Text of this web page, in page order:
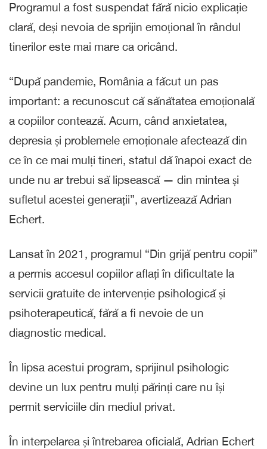
Programul a fost suspendat fără nicio explicație
clară, deși nevoia de sprijin emoțional în rândul
tinerilor este mai mare ca oricând.
“După pandemie, România a făcut un pas
important: a recunoscut că sănătatea emoțională
a copiilor contează. Acum, când anxietatea,
depresia și problemele emoționale afectează din
ce în ce mai mulți tineri, statul dă înapoi exact de
unde nu ar trebui să lipsească — din mintea și
sufletul acestei generații”, avertizează Adrian
Echert.
Lansat în 2021, programul “Din grijă pentru copii”
a permis accesul copiilor aflați în dificultate la
servicii gratuite de intervenție psihologică și
psihoterapeutică, fără a fi nevoie de un
diagnostic medical.
În lipsa acestui program, sprijinul psihologic
devine un lux pentru mulți părinți care nu își
permit serviciile din mediul privat.
În interpelarea și întrebarea oficială, Adrian Echert